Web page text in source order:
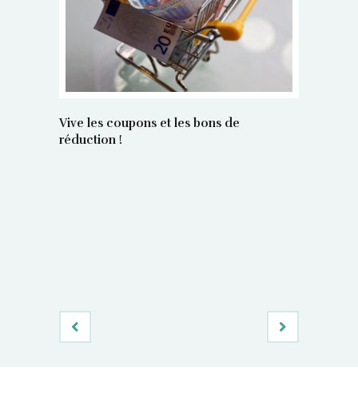
Vive les coupons et les bons de
réduction !